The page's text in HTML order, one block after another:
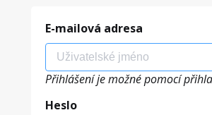
E-mailová adresa
Přihlášení je možné pomocí
Heslo